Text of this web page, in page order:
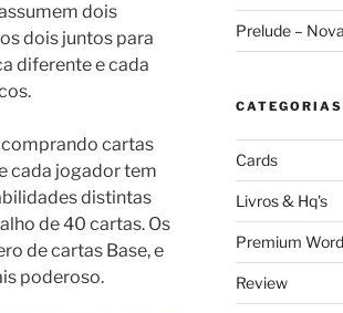
dois
dois juntos para
diferente e cada
cartas
cada jogador tem
distintas
de 40 cartas. Os
de cartas Base, e
poderoso.
Prelude –
CATEGORIAS
Cards
Livros & Hq's
Premium
Review